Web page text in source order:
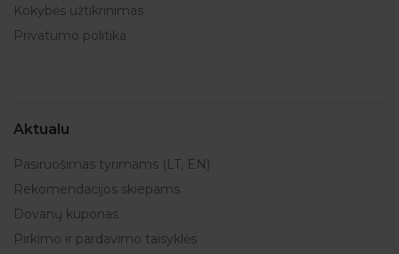
Kokybės užtikrinimas
Privatumo politika
Aktualu
Pasiruošimas tyrimams (LT, EN)
Rekomendacijos skiepams
Dovanų kuponas
Pirkimo ir pardavimo taisyklės